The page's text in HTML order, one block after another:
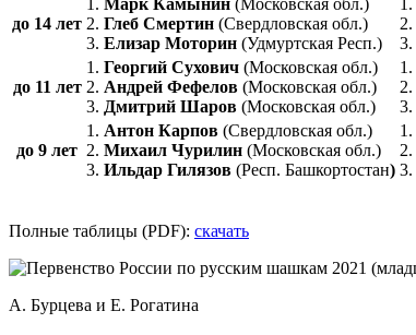
до 14 лет
1. Марк Камынин (Московская обл.)
2. Глеб Смертин (Свердловская обл.)
3. Елизар Моторин (Удмуртская Респ.)
1.
2.
3.
до 11 лет
1. Георгий Сухович (Московская обл.)
2. Андрей Фефелов (Московская обл.)
3. Дмитрий Шаров (Московская обл.)
1.
2.
3.
до 9 лет
1. Антон Карпов (Свердловская обл.)
2. Михаил Чурилин (Московская обл.)
3. Ильдар Гилязов (Респ. Башкортостан)
1.
2.
3.
Полные таблицы (PDF): скачать
А. Бурцева и Е. Рогатина